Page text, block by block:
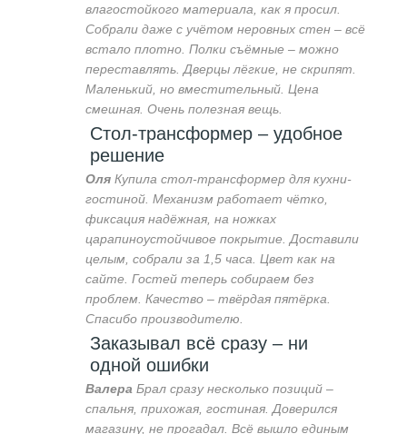
влагостойкого материала, как я просил.
Собрали даже с учётом неровных стен – всё
встало плотно. Полки съёмные – можно
переставлять. Дверцы лёгкие, не скрипят.
Маленький, но вместительный. Цена
смешная. Очень полезная вещь.
Стол-трансформер – удобное
решение
Оля Купила стол-трансформер для кухни-
гостиной. Механизм работает чётко,
фиксация надёжная, на ножках
царапиноустойчивое покрытие. Доставили
целым, собрали за 1,5 часа. Цвет как на
сайте. Гостей теперь собираем без
проблем. Качество – твёрдая пятёрка.
Спасибо производителю.
Заказывал всё сразу – ни
одной ошибки
Валера Брал сразу несколько позиций –
спальня, прихожая, гостиная. Доверился
магазину, не прогадал. Всё вышло единым